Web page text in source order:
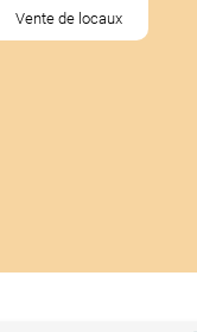
Vente de locaux